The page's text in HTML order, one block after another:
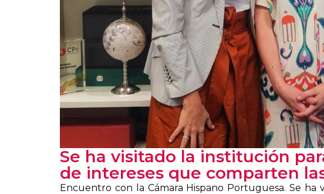
Se ha visitado la institución
de intereses que comparten
Encuentro con la Cámara Hispano Portuguesa. Se ha